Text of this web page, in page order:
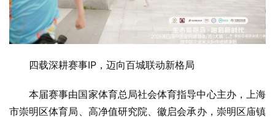
四载深耕赛事IP，迈向百城联动新格局
本届赛事由国家体育总局社会体育指导中心主办，上海
市崇明区体育局、高净值研究院、徽启会承办，崇明区庙镇